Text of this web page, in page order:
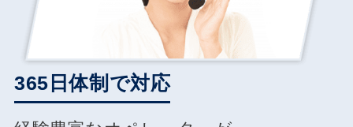
365日体制で対応